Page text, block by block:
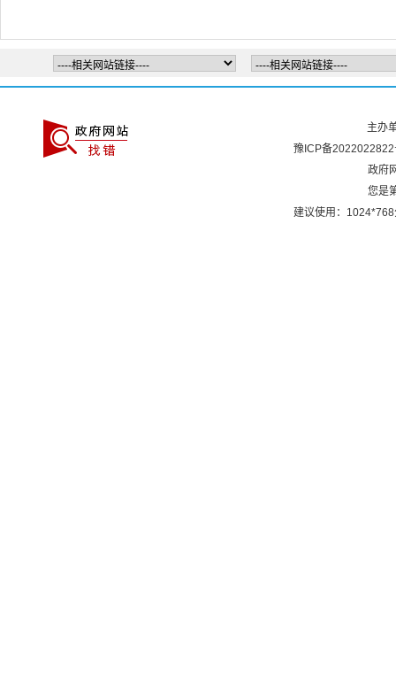
主办
豫ICP备
政府
您是
建议使用：